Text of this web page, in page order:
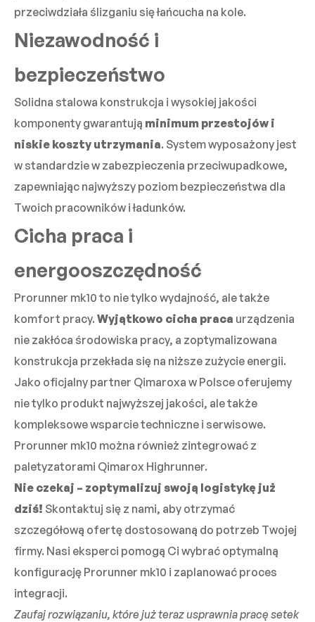
przeciwdziała ślizganiu się łańcucha na kole.
Niezawodność i
bezpieczeństwo
Solidna stalowa konstrukcja i wysokiej jakości
komponenty gwarantują minimum przestojów i
niskie koszty utrzymania. System wyposażony jest
w standardzie w zabezpieczenia przeciwupadkowe,
zapewniając najwyższy poziom bezpieczeństwa dla
Twoich pracowników i ładunków.
Cicha praca i
energooszczędność
Prorunner mk10 to nie tylko wydajność, ale także
komfort pracy. Wyjątkowo cicha praca urządzenia
nie zakłóca środowiska pracy, a zoptymalizowana
konstrukcja przekłada się na niższe zużycie energii.
Jako oficjalny partner Qimaroxa w Polsce oferujemy
nie tylko produkt najwyższej jakości, ale także
kompleksowe wsparcie techniczne i serwisowe.
Prorunner mk10 można również zintegrować z
paletyzatorami Qimarox Highrunner.
Nie czekaj – zoptymalizuj swoją logistykę już
dziś! Skontaktuj się z nami, aby otrzymać
szczegółową ofertę dostosowaną do potrzeb Twojej
firmy. Nasi eksperci pomogą Ci wybrać optymalną
konfigurację Prorunner mk10 i zaplanować proces
integracji.
Zaufaj rozwiązaniu, które już teraz usprawnia pracę setek